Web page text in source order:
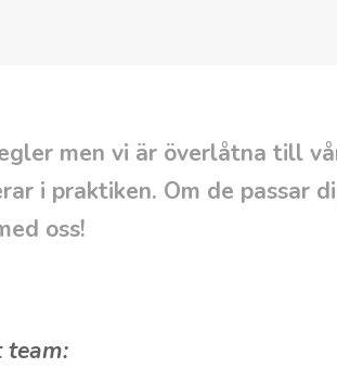
men vi är överlåtna till
i praktiken. Om de passar
oss!